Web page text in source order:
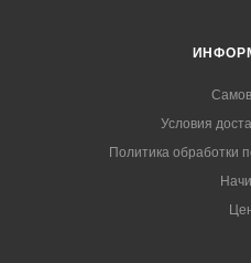
Условия
Политика обработки